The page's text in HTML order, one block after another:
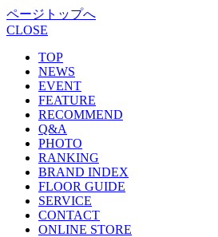
ページトップへ
CLOSE
TOP
NEWS
EVENT
FEATURE
RECOMMEND
Q&A
PHOTO
RANKING
BRAND INDEX
FLOOR GUIDE
SERVICE
CONTACT
ONLINE STORE